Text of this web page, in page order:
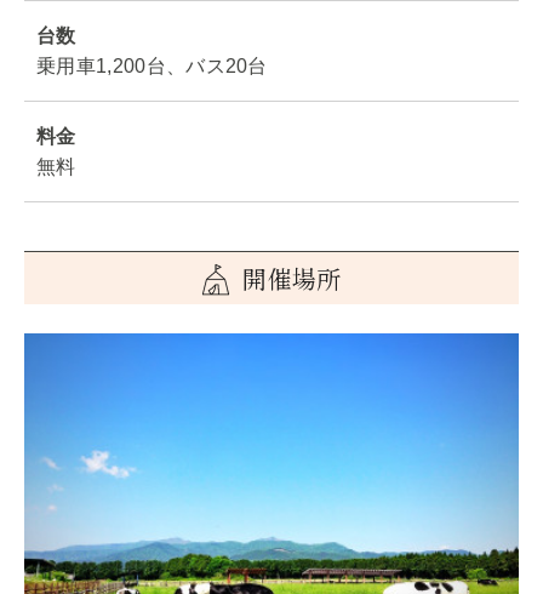
台数
乗用車1,200台、バス20台
料金
無料
開催場所